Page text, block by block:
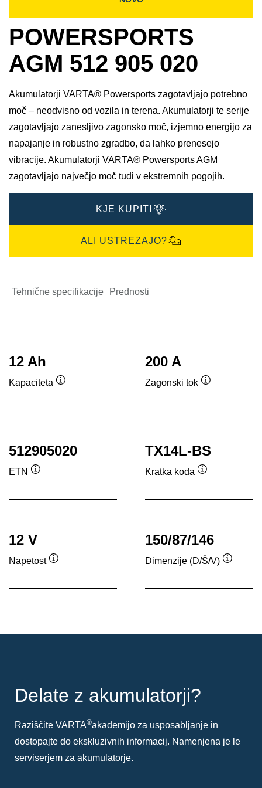
POWERSPORTS
AGM 512 905 020
Akumulatorji VARTA® Powersports zagotavljajo potrebno
moč – neodvisno od vozila in terena. Akumulatorji te serije
zagotavljajo zanesljivo zagonsko moč, izjemno energijo za
napajanje in robustno zgradbo, da lahko prenesejo
vibracije. Akumulatorji VARTA® Powersports AGM
zagotavljajo največjo moč tudi v ekstremnih pogojih.
KJE KUPITI
ALI USTREZAJO?
Tehnične specifikacije Prednosti
12 Ah
Kapaciteta
200 A
Zagonski tok
512905020
ETN
TX14L-BS
Kratka koda
12 V
Napetost
150/87/146
Dimenzije (D/Š/V)
Delate z akumulatorji?
Raziščite VARTA®akademijo za usposabljanje in
dostopajte do ekskluzivnih informacij. Namenjena je le
serviserjem za akumulatorje.